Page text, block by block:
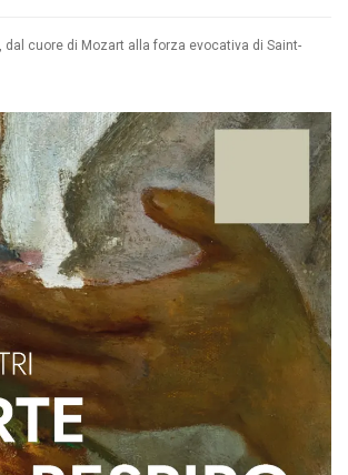
cuore di Mozart alla forza evocativa di Saint-